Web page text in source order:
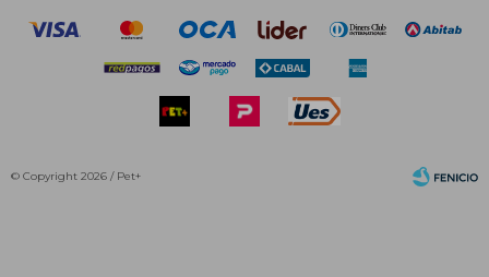
© Copyright 2026 / Pet+